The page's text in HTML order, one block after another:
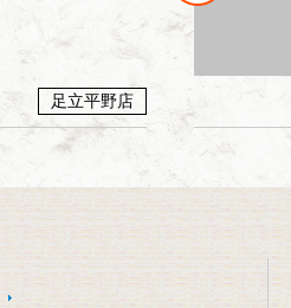
足立平野店